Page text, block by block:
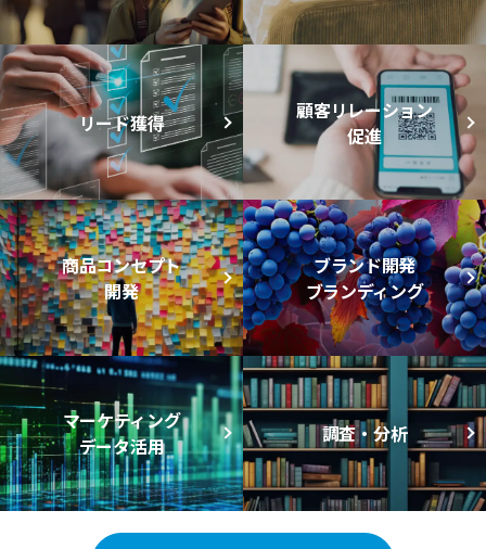
リード獲得
顧客リレーション
促進
商品コンセプト
開発
ブランド開発
ブランディング
マーケティング
データ活用
調査・分析